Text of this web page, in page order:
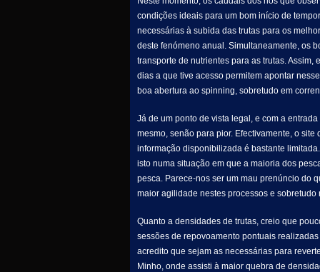
condições ideais para um bom início de
necessárias à subida das trutas para os
deste fenómeno anual. Simultaneamente, os
transporte de nutrientes para as trutas.
dias a que tive acesso permitem apontar
boa abertura ao spinning, sobretudo em
Já de um ponto de vista legal, e com a
mesmo, senão para pior. Efectivamente, o
informação disponibilizada é bastante
isto numa situação em que a maioria dos
pesca. Parece-nos ser um mau prenúncio do
maior agilidade nestes processos e
Quanto a densidades de trutas, creio que
sessões de repovoamento pontuais
acredito que sejam as necessárias para
Minho, onde assisti à maior quebra de